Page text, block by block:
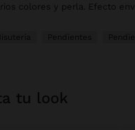
colores y perla. Efecto
Bisutería Pendientes
tu look